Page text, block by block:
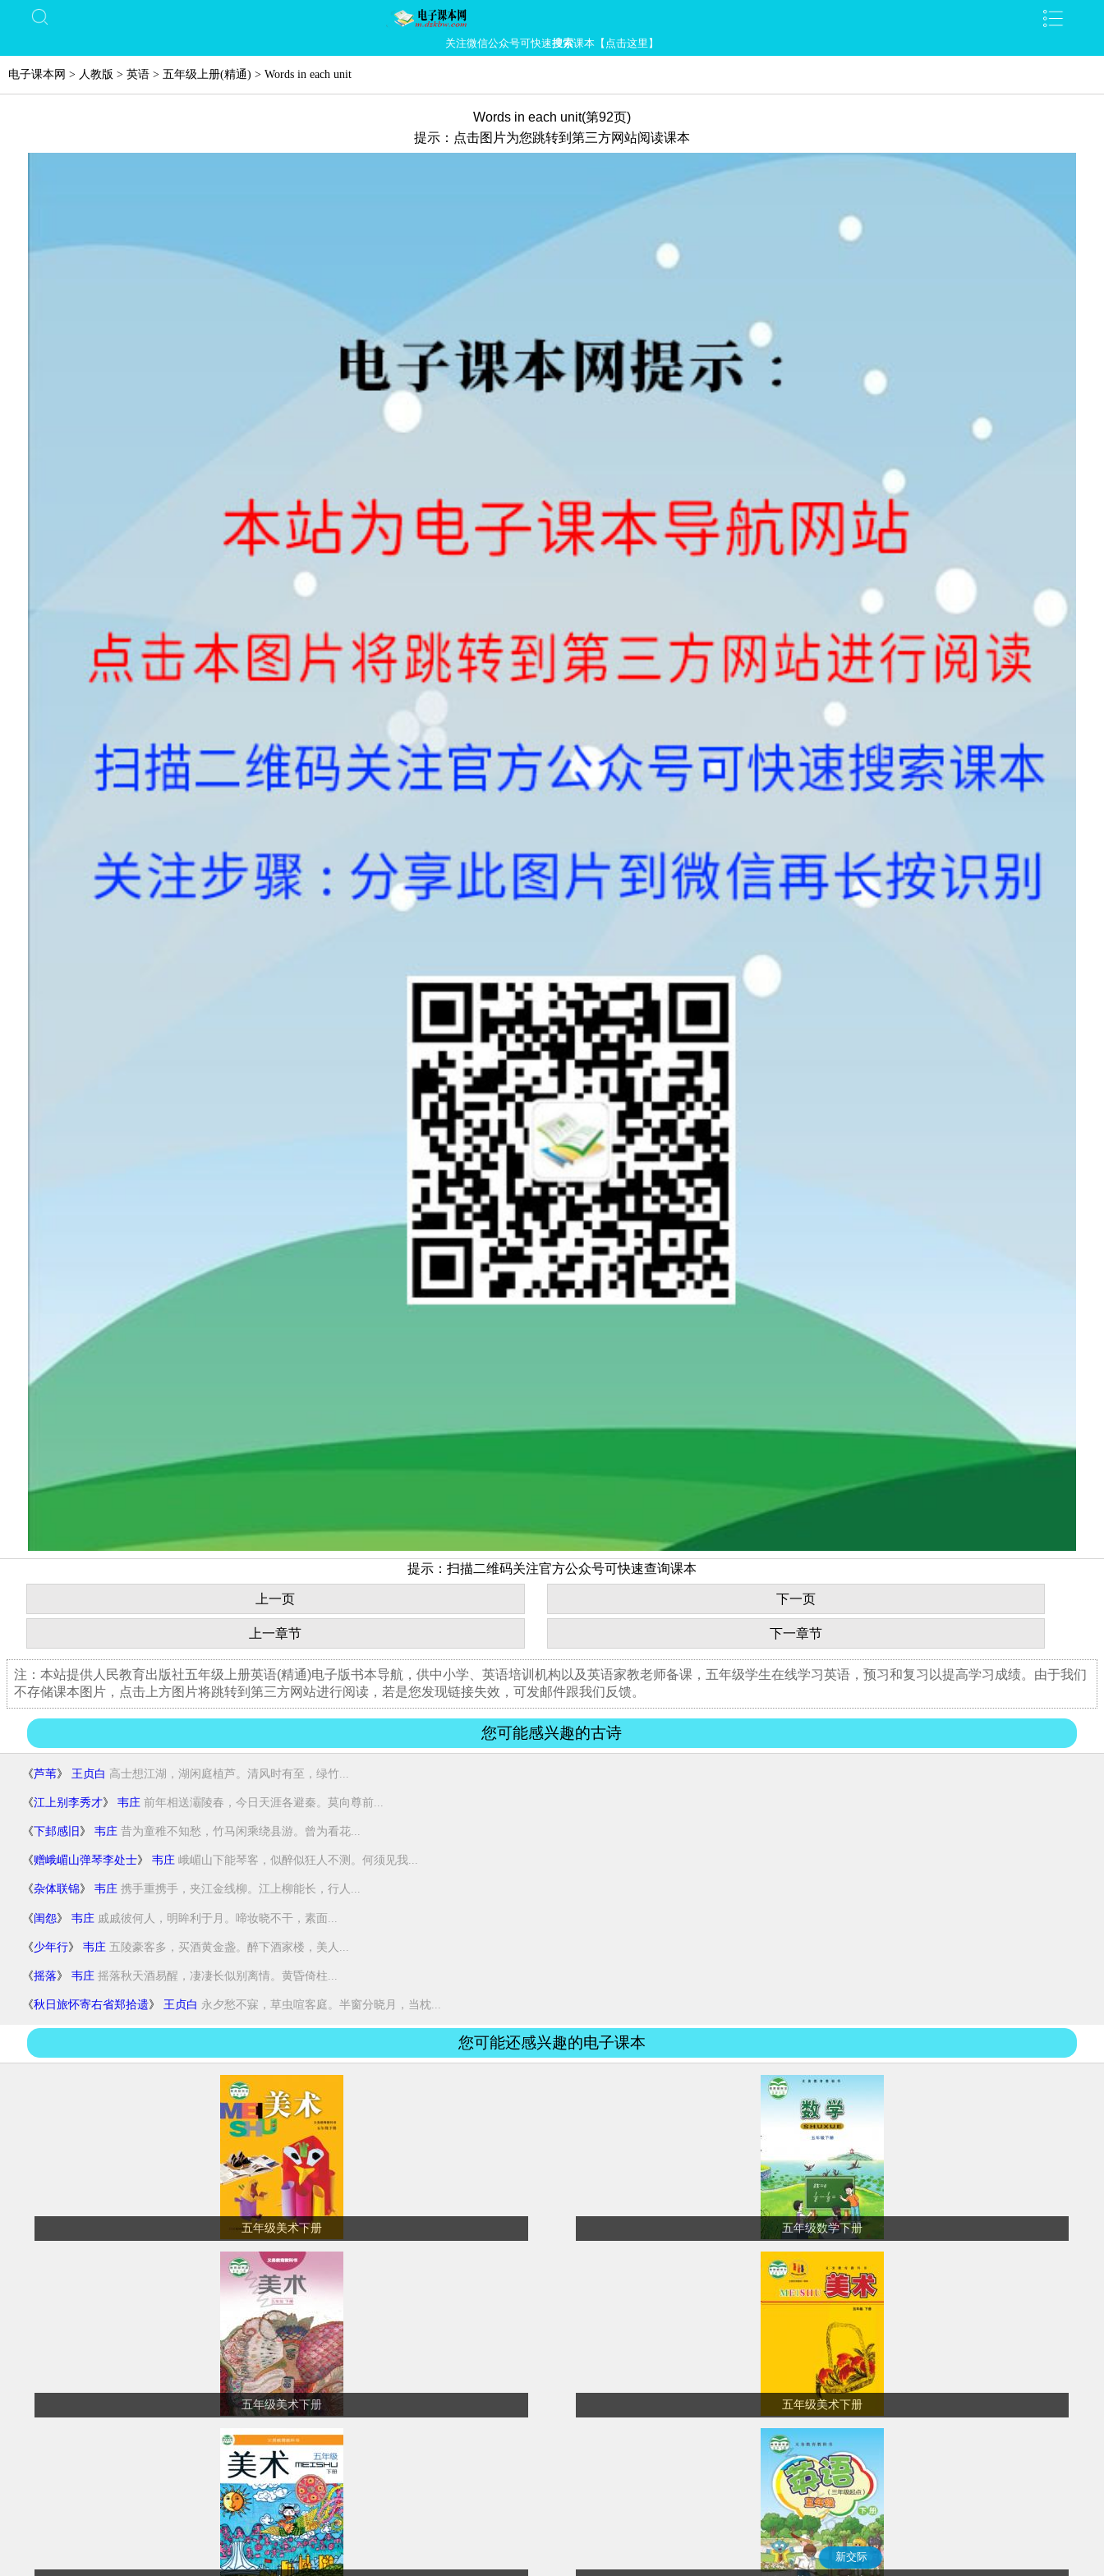
关注微信公众号可快速搜索课本【点击这里】
电子课本网 > 人教版 > 英语 > 五年级上册(精通) > Words in each unit
Words in each unit(第92页)
提示：点击图片为您跳转到第三方网站阅读课本
提示：扫描二维码关注官方公众号可快速查询课本
上一页 下一页
上一章节 下一章节
注：本站提供人民教育出版社五年级上册英语(精通)电子版书本导航，供中小学、英语培训机构以及英语家教老师备课，五年级学生在线学习英语，预习和复习以提高学习成绩。由于我们
不存储课本图片，点击上方图片将跳转到第三方网站进行阅读，若是您发现链接失效，可发邮件跟我们反馈。
您可能感兴趣的古诗
《芦苇》 王贞白 高士想江湖，湖闲庭植芦。清风时有至，绿竹...
《江上别李秀才》 韦庄 前年相送灞陵春，今日天涯各避秦。莫向尊前...
《下邽感旧 》 韦庄 昔为童稚不知愁，竹马闲乘绕县游。曾为看花...
《赠峨嵋山弹琴李处士》 韦庄 峨嵋山下能琴客，似醉似狂人不测。何须见我...
《杂体联锦》 韦庄 携手重携手，夹江金线柳。江上柳能长，行人...
《闺怨》 韦庄 戚戚彼何人，明眸利于月。啼妆晓不干，素面...
《少年行》 韦庄 五陵豪客多，买酒黄金盏。醉下酒家楼，美人...
《摇落》 韦庄 摇落秋天酒易醒，凄凄长似别离情。黄昏倚柱...
《秋日旅怀寄右省郑拾遗》 王贞白 永夕愁不寐，草虫喧客庭。半窗分晓月，当枕...
您可能还感兴趣的电子课本
五年级美术下册 五年级数学下册
五年级美术下册 五年级美术下册
新交际